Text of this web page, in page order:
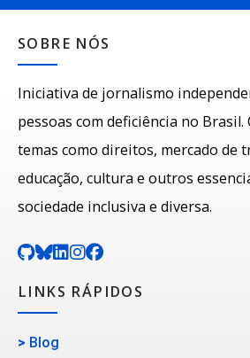
SOBRE NÓS
Iniciativa de jornalismo
pessoas com deficiência no Brasil.
temas como direitos, mercado de
educação, cultura e outros
sociedade inclusiva e diversa.
LINKS RÁPIDOS
> Blog